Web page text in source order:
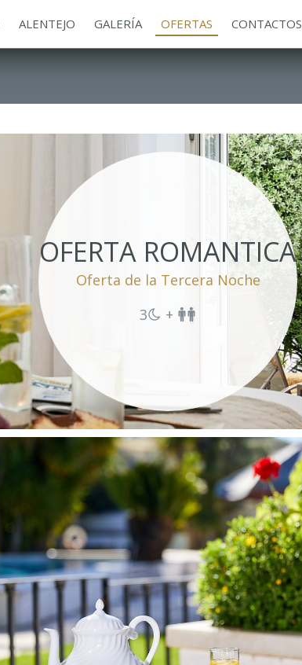
ALENTEJO GALERÍA OFERTAS CONTACTOS
OFERTA ROMANTICA
Oferta de la Tercera Noche
3
+